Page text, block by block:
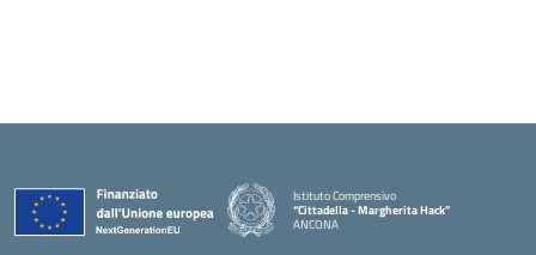
Istituto Comprensivo
“Cittadella - Margherita Hack”
ANCONA